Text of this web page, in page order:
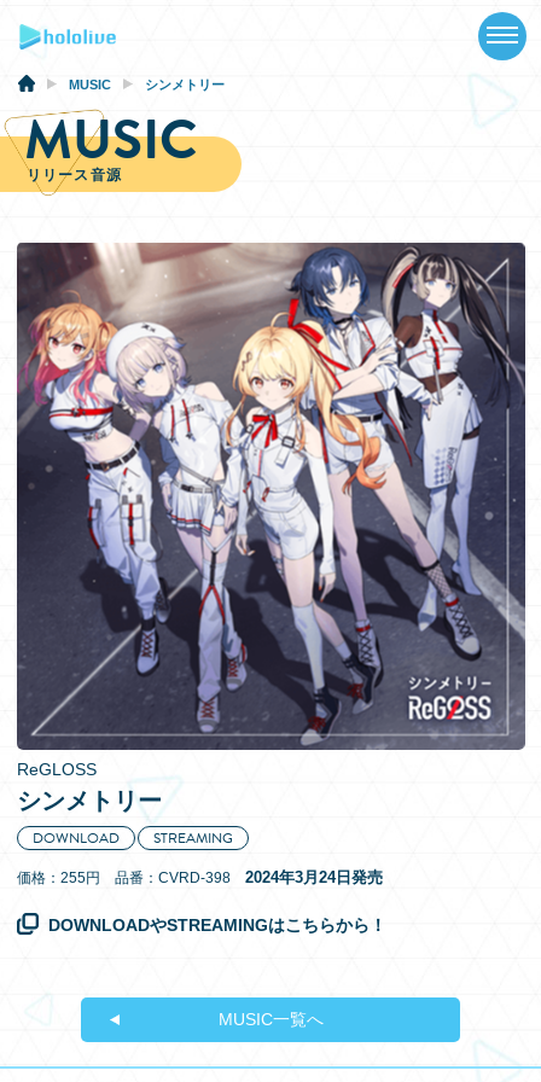
SCHEDULE
EVENTS
VIDEOS
MUSIC
GOODS
SPECIAL
EN
MUSIC シンメトリー
MUSIC
リリース音源
ReGLOSS
シンメトリー
DOWNLOAD STREAMING
価格：255円 品番：CVRD-398 2024年3月24日発売
DOWNLOADやSTREAMINGはこちらから！
MUSIC一覧へ